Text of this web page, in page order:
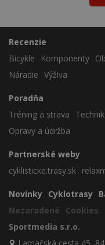
Recenzie
Bicykle
Komponenty
Náradie Výživa
Poradňa
Tréning a strava
Opravy a údržba
Partnerské weby
cyklisticke.trasy.sk
Novinky Cyklotrasy
Nezaradené
Cookies
Sportmedia s.r.o.